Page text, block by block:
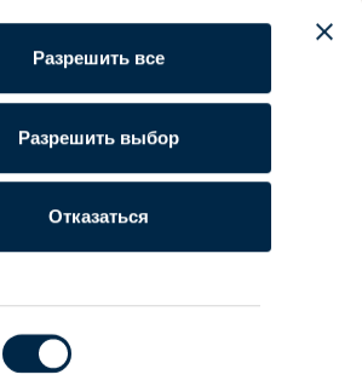
Разрешить все
Разрешить выбор
Отказаться